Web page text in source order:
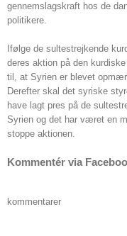
gennemslagskraft hos de
politikere.
Ifølge de sultestrejkende
deres aktion på den
til, at Syrien er blevet
Derefter skal det syriske
have lagt pres på de
Syrien og det har været en
stoppe aktionen.
Kommentér via
kommentarer